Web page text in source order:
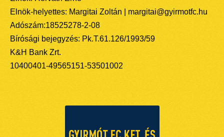
Elnök-helyettes: Margitai Zoltán | margitai@gyirmotfc.hu
Adószám:18525278-2-08
Bírósági bejegyzés: Pk.T.61.126/1993/59
K&H Bank Zrt.
10400401-49565151-53501002